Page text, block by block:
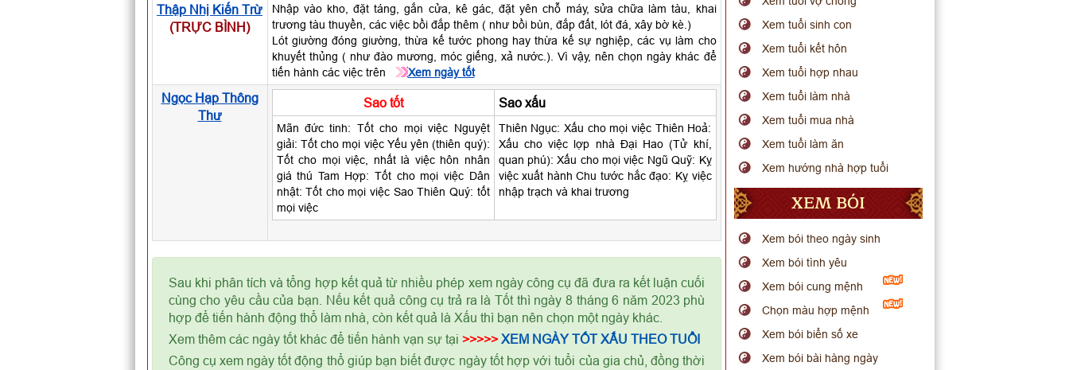
Thập Nhị Kiến Trừ
(TRỰC BÌNH)
Nhập vào kho, đặt táng, gắn cửa, kê gác, đặt yên chỗ máy, sửa chữa làm tàu, khai
trương tàu thuyền, các việc bồi đắp thêm ( như bồi bùn, đắp đất, lót đá, xây bờ kè.)
Lót giường đóng giường, thừa kế tước phong hay thừa kế sự nghiệp, các vụ làm cho
khuyết thủng ( như đào mương, móc giếng, xả nước.). Vì vậy, nên chọn ngày khác để
tiến hành các việc trên
Xem ngày tốt
Ngọc Hạp Thông
Thư
Sao tốt Sao xấu
Mãn đức tinh: Tốt cho mọi việc Nguyệt
giải: Tốt cho mọi việc Yếu yên (thiên quý):
Tốt cho mọi việc, nhất là việc hôn nhân
giá thú Tam Hợp: Tốt cho mọi việc Dân
nhật: Tốt cho mọi việc Sao Thiên Quý: tốt
mọi việc
Thiên Ngục: Xấu cho mọi việc Thiên Hoả:
Xấu cho việc lợp nhà Đại Hao (Tử khí,
quan phú): Xấu cho mọi việc Ngũ Quỹ: Kỵ
việc xuất hành Chu tước hắc đạo: Kỵ việc
nhập trạch và khai trương
Sau khi phân tích và tổng hợp kết quả từ nhiều phép xem ngày công cụ đã đưa ra kết luận cuối
cùng cho yêu cầu của bạn. Nếu kết quả công cụ trả ra là Tốt thì ngày 8 tháng 6 năm 2023 phù
hợp để tiến hành động thổ làm nhà, còn kết quả là Xấu thì bạn nên chọn một ngày khác.
Xem thêm các ngày tốt khác để tiến hành vạn sự tại >>>>> XEM NGÀY TỐT XẤU THEO TUỔI
Công cụ xem ngày tốt động thổ giúp bạn biết được ngày tốt hợp với tuổi của gia chủ, đồng thời
Xem tuổi sinh con
Xem tuổi kết hôn
Xem tuổi hợp nhau
Xem tuổi làm nhà
Xem tuổi mua nhà
Xem tuổi làm ăn
Xem hướng nhà hợp tuổi
XEM BÓI
Xem bói theo ngày sinh
Xem bói tình yêu
Xem bói cung mệnh
Chọn màu hợp mệnh
Xem bói biển số xe
Xem bói bài hàng ngày